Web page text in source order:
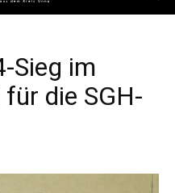
Sieg im
die SGH-